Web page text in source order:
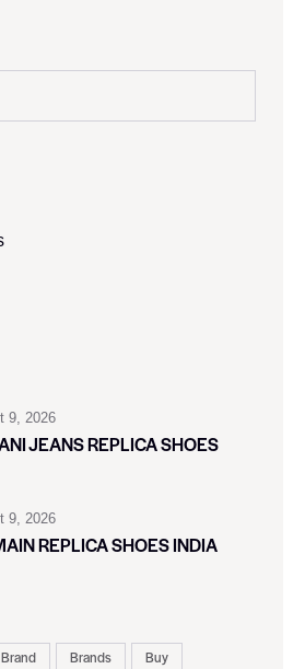
9, 2026
JEANS REPLICA SHOES
9, 2026
REPLICA SHOES INDIA
Brand Brands
Buy